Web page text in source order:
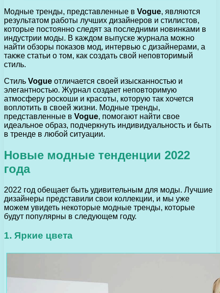
Модные тренды, представленные в Vogue, являются
результатом работы лучших дизайнеров и стилистов,
которые постоянно следят за последними новинками в
индустрии моды. В каждом выпуске журнала можно
найти обзоры показов мод, интервью с дизайнерами, а
также статьи о том, как создать свой неповторимый
стиль.
Стиль Vogue отличается своей изысканностью и
элегантностью. Журнал создает неповторимую
атмосферу роскоши и красоты, которую так хочется
воплотить в своей жизни. Модные тренды,
представленные в Vogue, помогают найти свое
идеальное образ, подчеркнуть индивидуальность и быть
в тренде в любой ситуации.
Новые модные тенденции 2022
года
2022 год обещает быть удивительным для моды. Лучшие
дизайнеры представили свои коллекции, и мы уже
можем увидеть некоторые модные тренды, которые
будут популярны в следующем году.
1. Яркие цвета